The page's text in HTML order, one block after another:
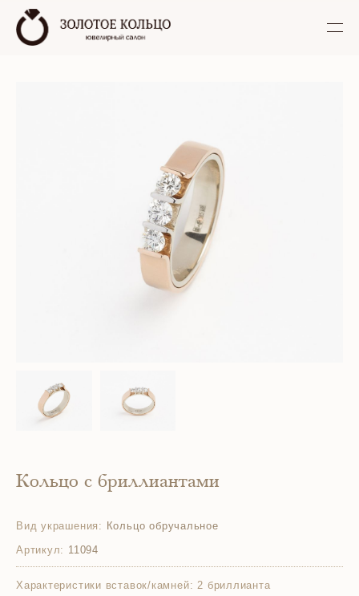
Кольцо с бриллиантами
Вид украшения: Кольцо обручальное
Артикул: 11094
Характеристики вставок/камней: 2 бриллианта